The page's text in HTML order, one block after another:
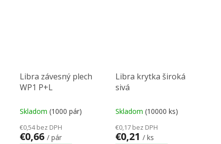
Libra závesný plech
WP1 P+L
Skladom (1000 pár)
€0,54 bez DPH
€0,66 / pár
Libra krytka široká
sivá
Skladom (10000 ks)
€0,17 bez DPH
€0,21 / ks